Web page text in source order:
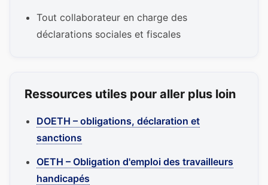
Tout collaborateur en charge des
déclarations sociales et fiscales
Ressources utiles pour aller plus loin
DOETH – obligations, déclaration et
sanctions
OETH – Obligation d'emploi des travailleurs
handicapés